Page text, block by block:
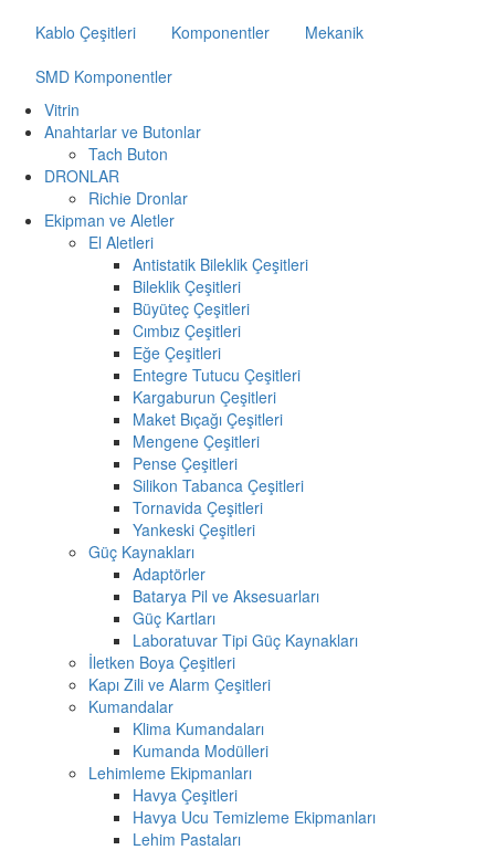
Kablo Çeşitleri
Komponentler
Mekanik
SMD Komponentler
Vitrin
Anahtarlar ve Butonlar
Tach Buton
DRONLAR
Richie Dronlar
Ekipman ve Aletler
El Aletleri
Antistatik Bileklik Çeşitleri
Bileklik Çeşitleri
Büyüteç Çeşitleri
Cımbız Çeşitleri
Eğe Çeşitleri
Entegre Tutucu Çeşitleri
Kargaburun Çeşitleri
Maket Bıçağı Çeşitleri
Mengene Çeşitleri
Pense Çeşitleri
Silikon Tabanca Çeşitleri
Tornavida Çeşitleri
Yankeski Çeşitleri
Güç Kaynakları
Adaptörler
Batarya Pil ve Aksesuarları
Güç Kartları
Laboratuvar Tipi Güç Kaynakları
İletken Boya Çeşitleri
Kapı Zili ve Alarm Çeşitleri
Kumandalar
Klima Kumandaları
Kumanda Modülleri
Lehimleme Ekipmanları
Havya Çeşitleri
Havya Ucu Temizleme Ekipmanları
Lehim Pastaları